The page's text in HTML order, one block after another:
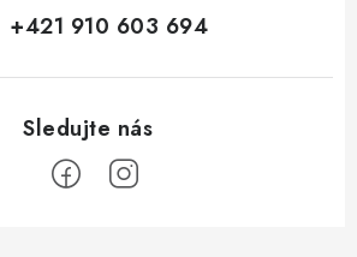
+421 910 603 694